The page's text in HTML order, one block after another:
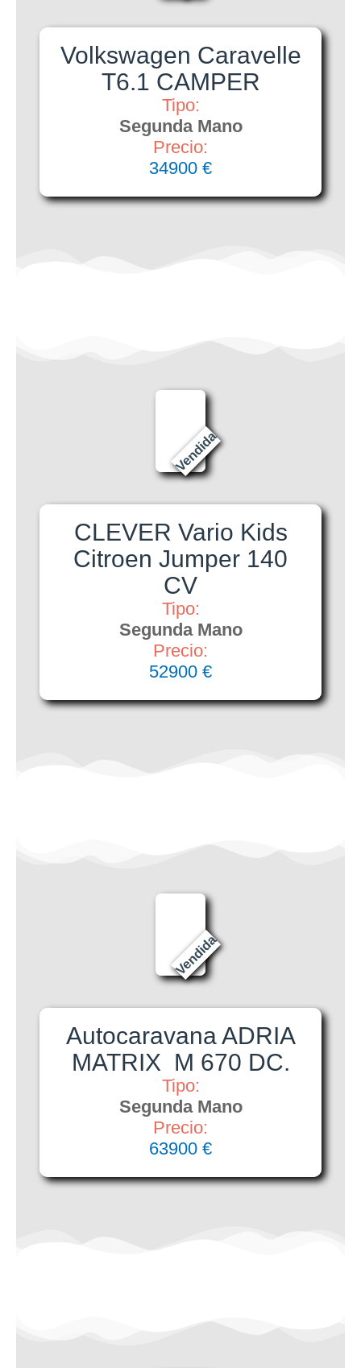
Volkswagen Caravelle
T6.1 CAMPER
Tipo:
Segunda Mano
Precio:
34900 €
Vendida
CLEVER Vario Kids
Citroen Jumper 140
CV
Tipo:
Segunda Mano
Precio:
52900 €
Vendida
Autocaravana ADRIA
MATRIX M 670 DC.
Tipo:
Segunda Mano
Precio:
63900 €